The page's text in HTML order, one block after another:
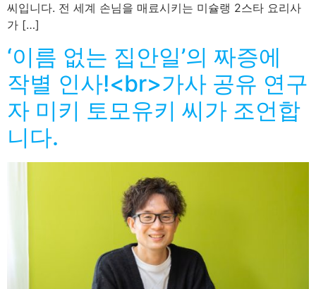
씨입니다. 전 세계 손님을 매료시키는 미슐랭 2스타 요리사
가 […]
‘이름 없는 집안일’의 짜증에
작별 인사!<br>가사 공유 연구
자 미키 토모유키 씨가 조언합
니다.